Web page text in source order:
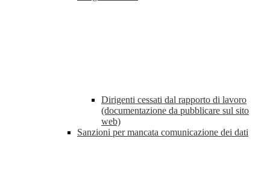
Dirigenti cessati dal rapporto di lavoro
(documentazione da pubblicare sul sito
web)
Sanzioni per mancata comunicazione dei dati